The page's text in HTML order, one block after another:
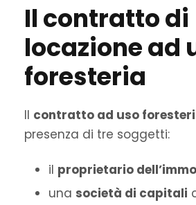
Il contratto di
locazione ad
foresteria
Il contratto ad uso
presenza di tre soggetti:
il proprietario
una società di capitali